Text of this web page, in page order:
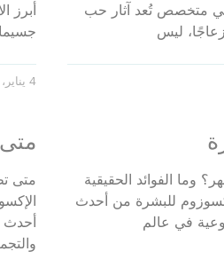
متخصص تُعد آثار حب
ليس
أبرز
4 يناير، 2026
وما الفوائد الحقيقية
للبشرة من أحدث
في عالم
متى
أحدث